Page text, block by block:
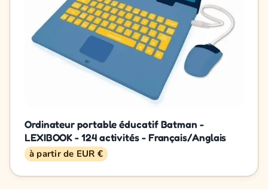
Ordinateur portable éducatif Batman -
LEXIBOOK - 124 activités - Français/Anglais
à partir de EUR €